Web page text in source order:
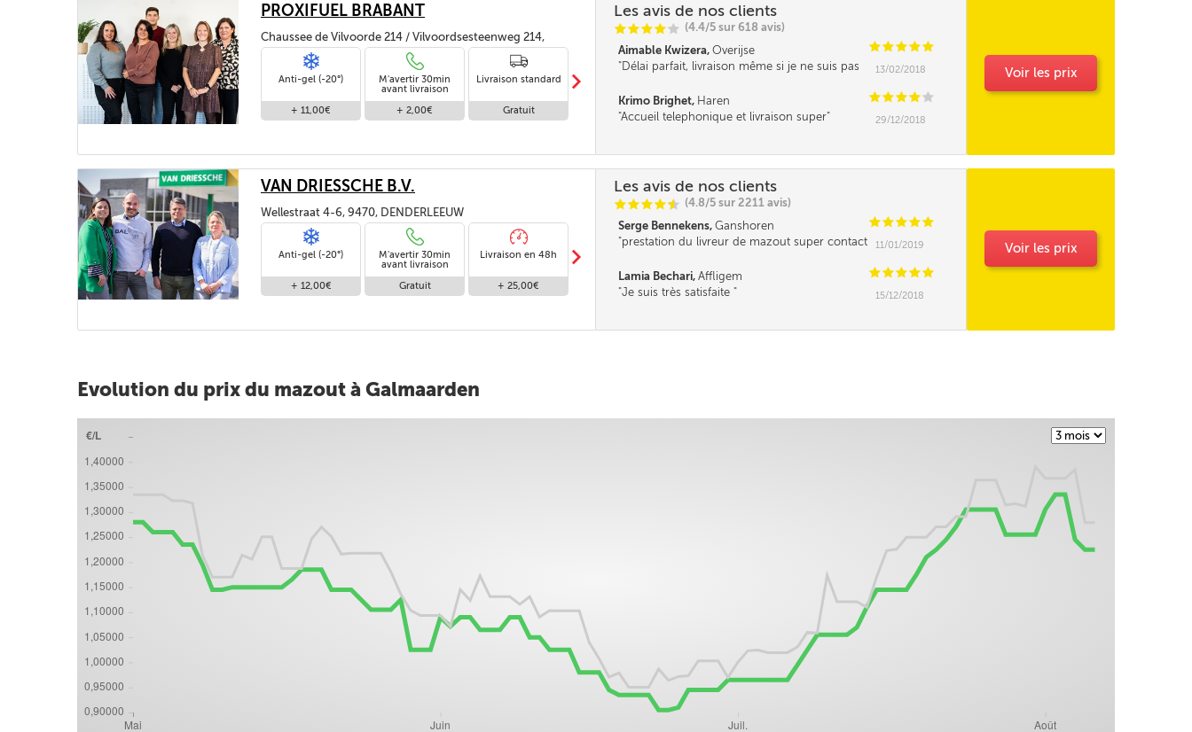
PROXIFUEL BRABANT
Chaussee de Vilvoorde 214 / Vilvoordsesteenweg 214,
1120, BRUXELLES / BRUSSEL
Anti-gel (-20°)
+ 11,00€
M'avertir 30min
avant livraison
+ 2,00€
Livraison standard
Gratuit
Gratuit
m
Les avis de nos clients
CCCC C (4.4/5 sur 618 avis)
Aimable Kwizera, Overijse CCCCC
Délai parfait, livraison même si je ne suis pas
13/02/2018
Krimo Brighet, Haren CCCC C
Accueil telephonique et livraison super
29/12/2018
Voir les prix
VAN DRIESSCHE B.V.
Wellestraat 4-6, 9470, DENDERLEEUW
Anti-gel (-20°)
+ 12,00€
M'avertir 30min
avant livraison
Gratuit
Livraison en 48h
+ 25,00€
Livraison standard
Gratuit
Gratuit
m
Les avis de nos clients
CCCCi
@ (4.8/5 sur 2211 avis)
Serge Bennekens, Ganshoren CCCCC
prestation du livreur de mazout super contact
11/01/2019
Lamia Bechari, Affligem CCCCC
Je suis très satisfaite
15/12/2018
Voir les prix
Evolution du prix du mazout à Galmaarden